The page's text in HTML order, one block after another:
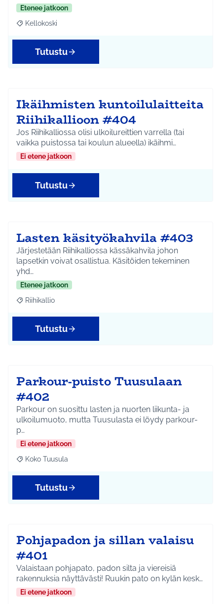
Etenee jatkoon
Rajaa tulokset aihepiirin mukaan: Kellokoski
Kellokoski
Tutustu
Ikäihmisten kuntoilulaitteita
Riihikallioon #404
Jos Riihikalliossa olisi ulkoilureittien varrella (tai
vaikka puistossa tai koulun alueella) ikäihmi…
Ei etene jatkoon
Tutustu
Lasten käsityökahvila #403
Järjestetään Riihikalliossa kässäkahvila johon
lapsetkin voivat osallistua. Käsitöiden tekeminen
yhd…
Etenee jatkoon
Rajaa tulokset aihepiirin mukaan: Riihikallio
Riihikallio
Tutustu
Parkour-puisto Tuusulaan
#402
Parkour on suosittu lasten ja nuorten liikunta- ja
ulkoilumuoto, mutta Tuusulasta ei löydy parkour-
p…
Ei etene jatkoon
Rajaa tulokset aihepiirin mukaan: Koko Tuusula
Koko Tuusula
Tutustu
Pohjapadon ja sillan valaisu
#401
Valaistaan pohjapato, padon silta ja viereisiä
rakennuksia näyttävästi! Ruukin pato on kylän kesk…
Ei etene jatkoon